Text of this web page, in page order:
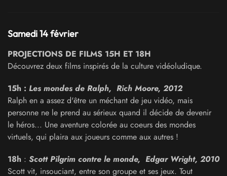
Samedi 14 février
PROJECTIONS DE FILMS 15H ET 18H
Découvrez deux films inspirés de la culture vidéoludique.
15h : Les mondes de Ralph, Rich Moore, 2012
Ralph en a assez d'être un méchant de jeu vidéo, mais
personne ne le prend au sérieux quand il décide de devenir
le héros... Une aventure colorée au coeurs des mondes
virtuels, qui plaira aux joueurs comme aux autres !
18h : Scott Pilgrim contre le monde, Edgar Wright, 2010
Scott vit, insouciant, entre son groupe et ses jeux. Tout